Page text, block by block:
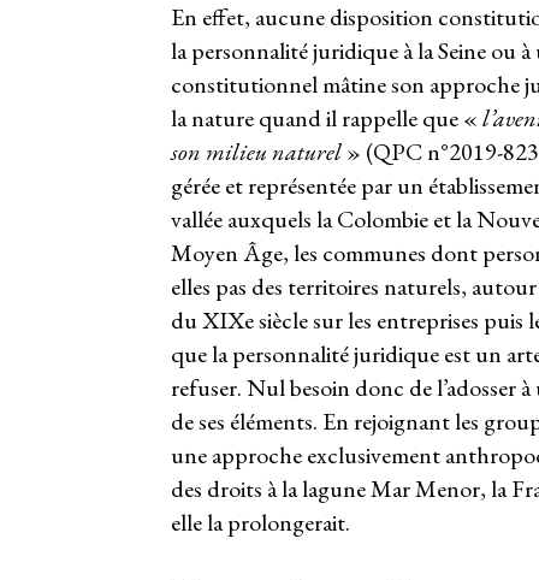
En effet, aucune disposition
la personnalité juridique à la Seine ou
constitutionnel mâtine son approche
la nature quand il rappelle que «
son milieu naturel» (QPC n°2019-
gérée et représentée par un
vallée auxquels la Colombie et la
Moyen Âge, les communes dont
elles pas des territoires naturels,
du XIXe siècle sur les entreprises puis
que la personnalité juridique est un
refuser. Nul besoin donc de l’adosser
de ses éléments. En rejoignant les
une approche exclusivement
des droits à la lagune Mar Menor, la
elle la prolongerait.